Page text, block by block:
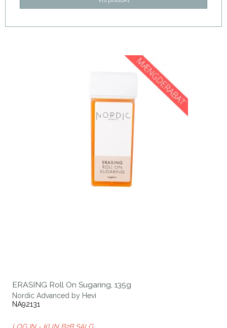
ERASING Roll On Sugaring, 135g
Nordic Advanced by Hevi
NA92131